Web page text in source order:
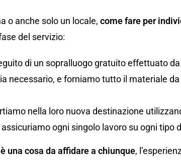
o anche solo un locale, come fare per
del servizio:
di un sopralluogo gratuito effettuato
necessario, e forniamo tutto il materiale
nella loro nuova destinazione
ogni singolo lavoro su ogni tipo
una cosa da affidare a chiunque,